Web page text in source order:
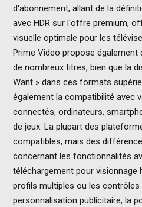
d'abonnement, allant de la
avec HDR sur l'offre premium,
visuelle optimale pour les
Prime Video propose également
de nombreux titres, bien que la
Want » dans ces formats
également la compatibilité avec
connectés, ordinateurs,
de jeux. La plupart des
compatibles, mais des
concernant les fonctionnalités
téléchargement pour visionnage
profils multiples ou les contrôles
personnalisation publicitaire, la